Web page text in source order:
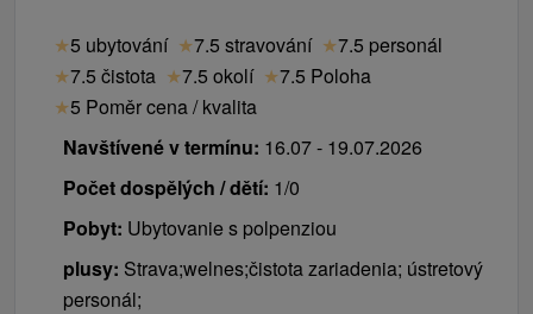
★5 ubytování ★7.5 stravování ★7.5 personál
★7.5 čistota ★7.5 okolí ★7.5 Poloha
★5 Poměr cena / kvalita
Navštívené v termínu: 16.07 - 19.07.2026
Počet dospělých / dětí: 1/0
Pobyt: Ubytovanie s polpenziou
plusy: Strava;welnes;čistota zariadenia; ústretový
personál;